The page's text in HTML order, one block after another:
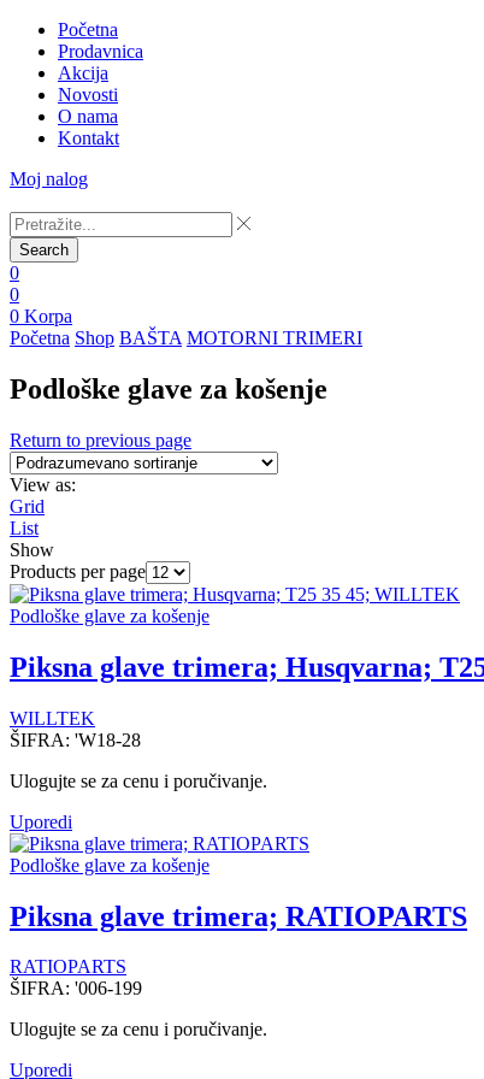
Početna
Prodavnica
Akcija
Novosti
O nama
Kontakt
Moj nalog
Search
0
0
0 Korpa
Početna Shop BAŠTA MOTORNI TRIMERI
Podloške glave za košenje
Return to previous page
View as:
Grid
List
Show
Products per page
Podloške glave za košenje
Piksna glave trimera; Husqvarna;
WILLTEK
ŠIFRA: 'W18-28
Ulogujte se za cenu i poručivanje.
Uporedi
Podloške glave za košenje
Piksna glave trimera; RATIOPARTS
RATIOPARTS
ŠIFRA: '006-199
Ulogujte se za cenu i poručivanje.
Uporedi